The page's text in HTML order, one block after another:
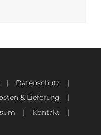
Datenschutz
& Lieferung
Kontakt